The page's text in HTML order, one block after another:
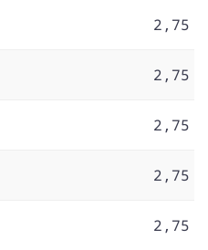
2,75
2,75
2,75
2,75
2,75